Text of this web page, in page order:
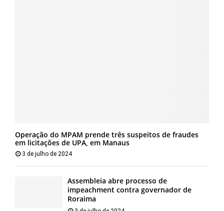
Operação do MPAM prende três suspeitos de fraudes
em licitações de UPA, em Manaus
3 de julho de 2024
Assembleia abre processo de
impeachment contra governador de
Roraima